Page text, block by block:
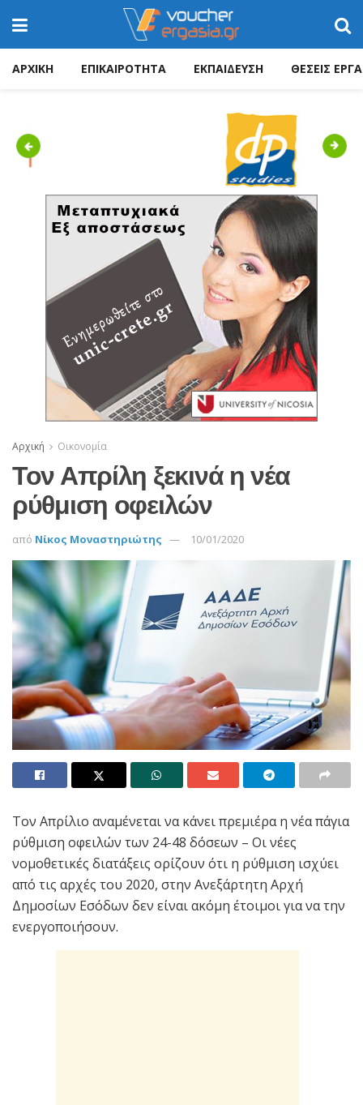
ΑΡΧΙΚΗ ΕΠΙΚΑΙΡΟΤΗΤΑ ΕΚΠΑΙΔΕΥΣΗ ΘΕΣΕΙΣ
Previous Next
Αρχική Οικονομία
Toν Απρίλη ξεκινά η νέα
ρύθμιση οφειλών
από Νίκος Μοναστηριώτης 10/01/2020
Τον Απρίλιο αναμένεται να κάνει πρεμιέρα η νέα πάγια
ρύθμιση οφειλών των 24-48 δόσεων – Οι νέες
νομοθετικές διατάξεις ορίζουν ότι η ρύθμιση ισχύει
από τις αρχές του 2020, στην Ανεξάρτητη Αρχή
Δημοσίων Εσόδων δεν είναι ακόμη έτοιμοι για να την
ενεργοποιήσουν.